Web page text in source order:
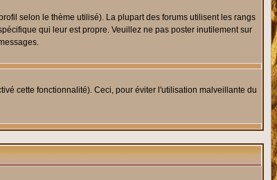
selon le thème utilisé). La plupart des forums utilisent les rangs
qui leur est propre. Veuillez ne pas poster inutilement sur
cette fonctionnalité). Ceci, pour éviter l'utilisation malveillante du